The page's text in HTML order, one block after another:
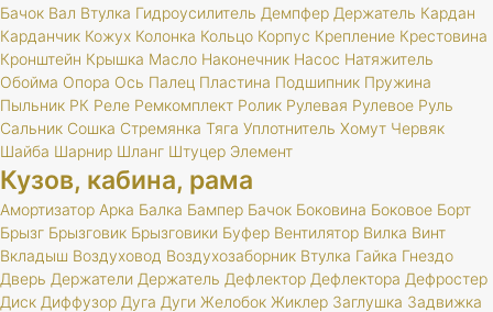
Бачок Вал Втулка Гидроусилитель Демпфер Держатель Кардан
Карданчик Кожух Колонка Кольцо Корпус Крепление Крестовина
Кронштейн Крышка Масло Наконечник Насос Натяжитель
Обойма Опора Ось Палец Пластина Подшипник Пружина
Пыльник РК Реле Ремкомплект Ролик Рулевая Рулевое Руль
Сальник Сошка Стремянка Тяга Уплотнитель Хомут Червяк
Шайба Шарнир Шланг Штуцер Элемент
Кузов, кабина, рама
Амортизатор Арка Балка Бампер Бачок Боковина Боковое Борт
Брызг Брызговик Брызговики Буфер Вентилятор Вилка Винт
Вкладыш Воздуховод Воздухозаборник Втулка Гайка Гнездо
Дверь Держатели Держатель Дефлектор Дефлектора Дефростер
Диск Диффузор Дуга Дуги Желобок Жиклер Заглушка Задвижка